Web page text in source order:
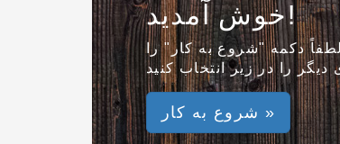
خوش آمدید!
دکمه "شروع به کار" را
شروع به کار »